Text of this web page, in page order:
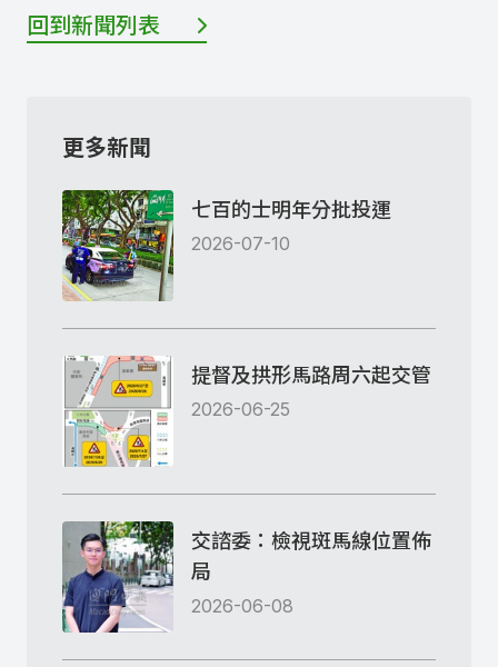
回到新聞列表
更多新聞
七百的士明年分批投運
2026-07-10
提督及拱形馬路周六起交管
2026-06-25
交諮委：檢視斑馬線位置佈
局
2026-06-08